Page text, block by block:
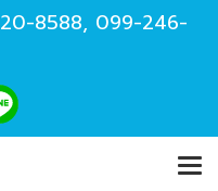
8588, 099-246-